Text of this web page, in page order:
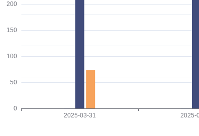
0
50
100
150
200
2025-03-31 2025-